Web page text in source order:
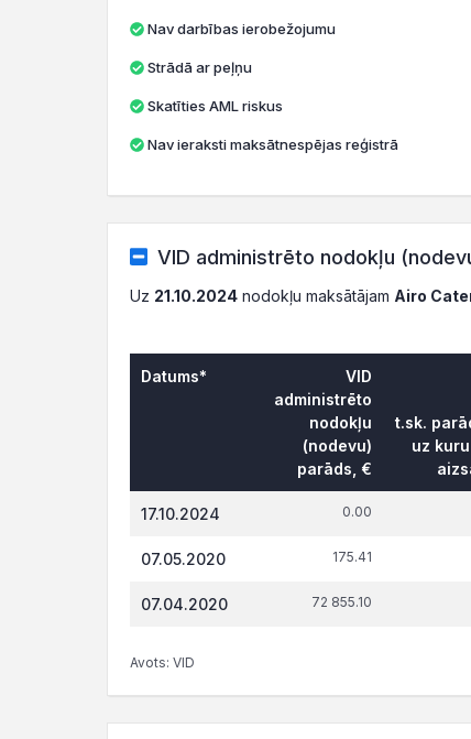
Nav darbības ierobežojumu
Strādā ar peļņu
Skatīties AML riskus
Nav ieraksti maksātnespējas reģistrā
VID administrēto nodokļu
Uz 21.10.2024 nodokļu maksātājam Airo
Datums*
VID
administrēto
nodokļu
(nodevu)
parāds, €
t.sk.
uz
17.10.2024 0.00
07.05.2020 175.41
07.04.2020 72 855.10
Avots: VID